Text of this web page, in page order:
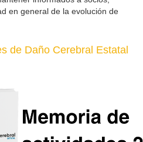
en general de la evolución de
de Daño Cerebral Estatal